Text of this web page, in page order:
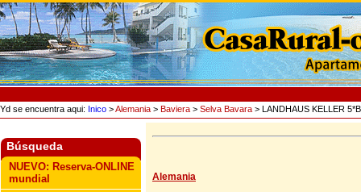
Yd se encuentra aqui: Inico >Alemania > Baviera > Selva Bavara > LANDHAUS KELLER
Búsqueda
NUEVO: Reserva-ONLINE
mundial
Alemania